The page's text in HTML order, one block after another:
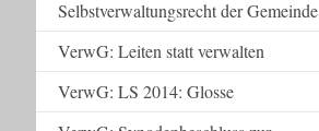
Selbstverwaltungsrecht der Gemeinde
VerwG: Leiten statt verwalten
VerwG: LS 2014: Glosse